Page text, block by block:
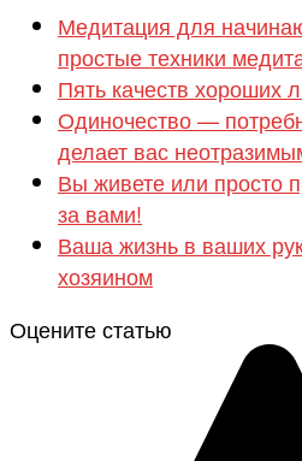
Медитация для
простые техники
Пять качеств хороших
Одиночество —
делает вас
Вы живете или просто
за вами!
Ваша жизнь в ваших
хозяином
Оцените статью